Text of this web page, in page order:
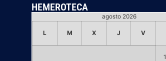
HEMEROTECA
agosto 2026
L M X J V
1